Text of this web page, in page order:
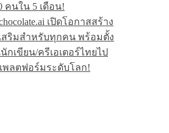
คนใน 5 เดือน!
เปิดโอกาสสร้าง
สริมสำหรับทุกคน พร้อมตั้ง
กเขียน/ครีเอเตอร์ไทยไป
ลตฟอร์มระดับโลก!